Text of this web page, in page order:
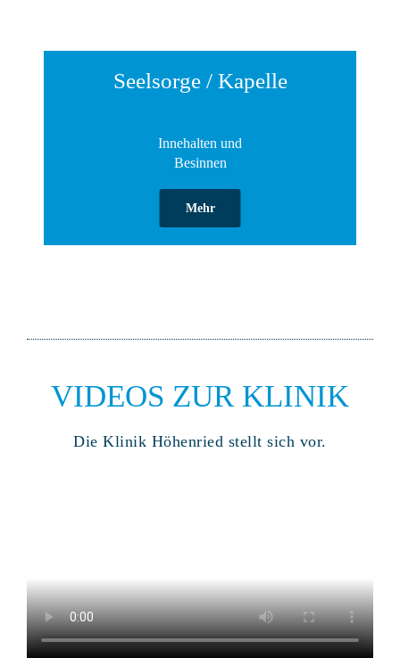
Seelsorge / Kapelle
Innehalten und
Besinnen
Mehr
VIDEOS ZUR KLINIK
Die Klinik Höhenried stellt sich vor.